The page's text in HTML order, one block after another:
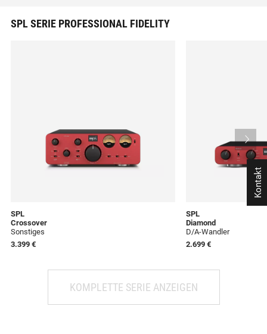
SPL SERIE PROFESSIONAL FIDELITY
SPL
Crossover
Sonstiges
3.399 €
SPL
Diamond
D/A-Wandler
2.699 €
KOMPLETTE SERIE ANZEIGEN
Kontakt